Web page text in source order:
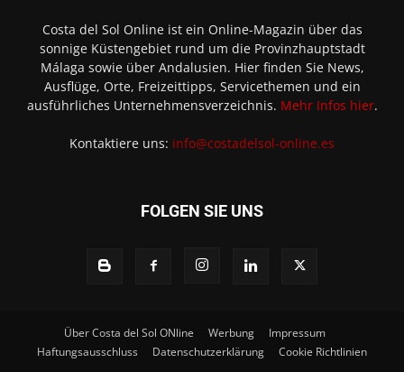
Costa del Sol Online ist ein Online-Magazin über das
sonnige Küstengebiet rund um die Provinzhauptstadt
Málaga sowie über Andalusien. Hier finden Sie News,
Ausflüge, Orte, Freizeittipps, Servicethemen und ein
ausführliches Unternehmensverzeichnis. Mehr Infos hier.
Kontaktiere uns: info@costadelsol-online.es
FOLGEN SIE UNS
Über Costa del Sol ONline Werbung
Impressum
Haftungsausschluss
Datenschutzerklärung Cookie Richtlinien